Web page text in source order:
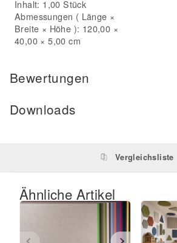
Inhalt: 1,00 Stück
Abmessungen ( Länge ×
Breite × Höhe ): 120,00 ×
40,00 × 5,00 cm
Bewertungen
Downloads
Vergleichsliste
Ähnliche Artikel